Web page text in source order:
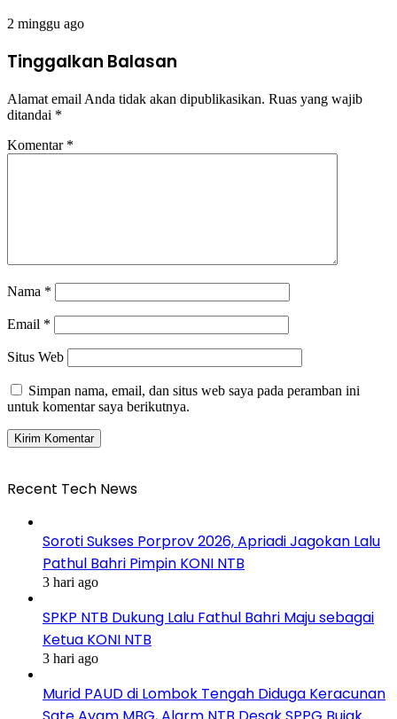
2 minggu ago
Tinggalkan Balasan
Alamat email Anda tidak akan dipublikasikan. Ruas yang wajib
ditandai *
Komentar *
Nama *
Email *
Situs Web
Simpan nama, email, dan situs web saya pada peramban ini
untuk komentar saya berikutnya.
Recent Tech News
Soroti Sukses Porprov 2026, Apriadi Jagokan Lalu
Pathul Bahri Pimpin KONI NTB
3 hari ago
SPKP NTB Dukung Lalu Fathul Bahri Maju sebagai
Ketua KONI NTB
3 hari ago
Murid PAUD di Lombok Tengah Diduga Keracunan